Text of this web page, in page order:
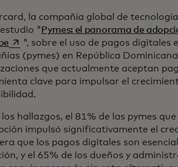
la compañía global de
" Pymes: el panorama de
se abre en una pestaña nueva
", sobre el uso de pagos digitales
(pymes) en República
que actualmente aceptan
clave para impulsar el
los hallazgos, el 81% de las pymes
impulsó significativamente el
que los pagos digitales son
y el 65% de los dueños y